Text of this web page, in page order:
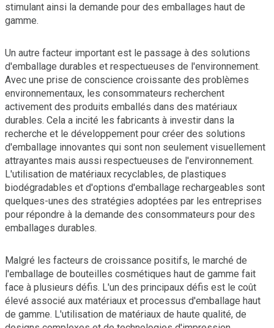
stimulant ainsi la demande pour des emballages haut de
gamme.
Un autre facteur important est le passage à des solutions
d'emballage durables et respectueuses de l'environnement.
Avec une prise de conscience croissante des problèmes
environnementaux, les consommateurs recherchent
activement des produits emballés dans des matériaux
durables. Cela a incité les fabricants à investir dans la
recherche et le développement pour créer des solutions
d'emballage innovantes qui sont non seulement visuellement
attrayantes mais aussi respectueuses de l'environnement.
L'utilisation de matériaux recyclables, de plastiques
biodégradables et d'options d'emballage rechargeables sont
quelques-unes des stratégies adoptées par les entreprises
pour répondre à la demande des consommateurs pour des
emballages durables.
Malgré les facteurs de croissance positifs, le marché de
l'emballage de bouteilles cosmétiques haut de gamme fait
face à plusieurs défis. L'un des principaux défis est le coût
élevé associé aux matériaux et processus d'emballage haut
de gamme. L'utilisation de matériaux de haute qualité, de